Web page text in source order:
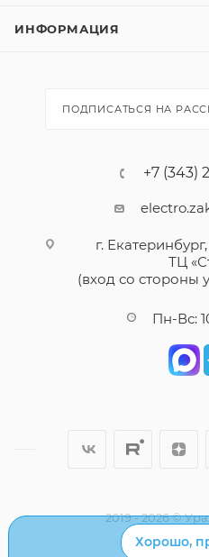
ИНФОРМАЦИЯ
ПОДПИСАТЬСЯ НА
+7 (343)
г.
ТЦ
(вход со стороны
Пн-Вс:
2019 - 2026 ©
Хорошо,